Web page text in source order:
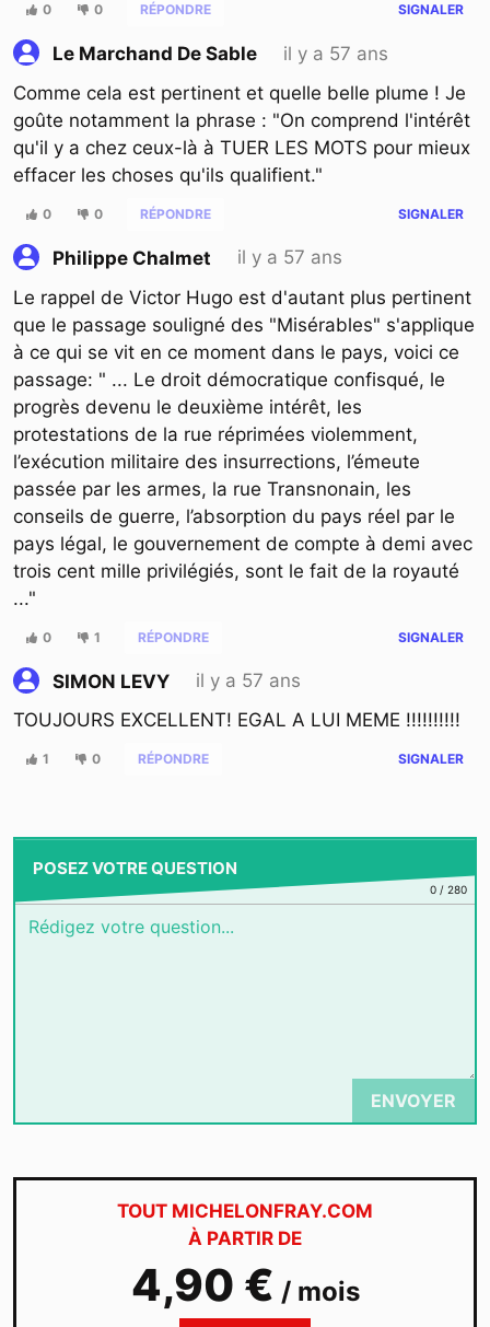
0 0 RÉPONDRE SIGNALER
Le Marchand De Sable
il y a 57 ans
Comme cela est pertinent et quelle belle plume ! Je
goûte notamment la phrase : "On comprend l'intérêt
qu'il y a chez ceux-là à TUER LES MOTS pour mieux
effacer les choses qu'ils qualifient."
0 0 RÉPONDRE SIGNALER
Philippe Chalmet
il y a 57 ans
Le rappel de Victor Hugo est d'autant plus pertinent
que le passage souligné des "Misérables" s'applique
à ce qui se vit en ce moment dans le pays, voici ce
passage: " ... Le droit démocratique confisqué, le
progrès devenu le deuxième intérêt, les
protestations de la rue réprimées violemment,
l’exécution militaire des insurrections, l’émeute
passée par les armes, la rue Transnonain, les
conseils de guerre, l’absorption du pays réel par le
pays légal, le gouvernement de compte à demi avec
trois cent mille privilégiés, sont le fait de la royauté
..."
0 1 RÉPONDRE SIGNALER
SIMON LEVY
il y a 57 ans
TOUJOURS EXCELLENT! EGAL A LUI MEME !!!!!!!!!!
1 0 RÉPONDRE SIGNALER
POSEZ VOTRE QUESTION
0/ 280
ENVOYER
TOUT MICHELONFRAY.COM
À PARTIR DE
4,90 € / mois